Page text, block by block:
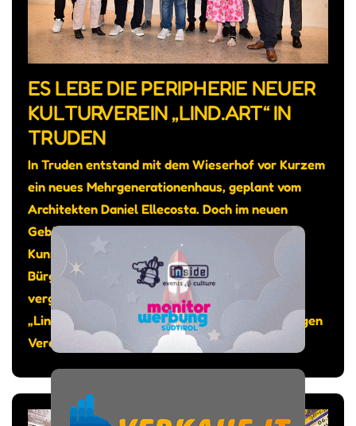
ES LEBE DIE PERIPHERIE NEUER
KULTURVEREIN „LIND.ART“ IN
TRUDEN
In Truden entstand mit dem Wieserhof vor Kurzem
ein neues Mehrgenerationenhaus, geplant vom
Architekten Daniel Ellecosta. Doch im neuen
Gebäude sollte auch genügend Platz sein für
Kunst und Kultur, so das Anliegen von
Bürgermeister Michael Epp. Gesagt getan: Am
vergangenen 12. Juni wurde der Kunstraum
„Lind.Art“ eingeweiht, bespielt vom gleichnamigen
Verein.